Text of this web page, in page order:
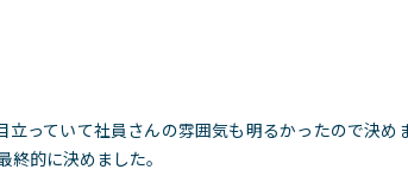
っていて社員さんの雰囲気も明るかったので決
的に決めました。